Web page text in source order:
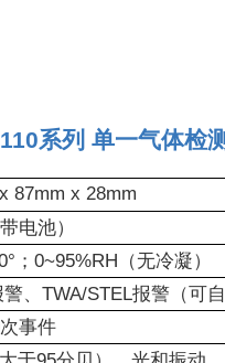
系列 单一气体检
87mm x 28mm
电池）
；0~95%RH（无冷凝）
警、TWA/STEL报警（可
事件